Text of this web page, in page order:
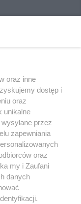
z portali
sięz nami
oraz inne
dostęp i
oraz
unikalne
przez
zapewniania
oraz
my i Zaufani
danych